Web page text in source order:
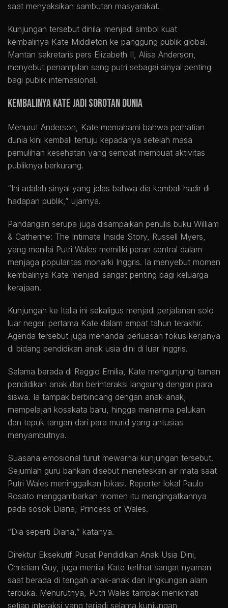
saat menyaksikan sambutan masyarakat.
Kunjungan tersebut dinilai menjadi simbol kuat
kembalinya Kate Middleton ke panggung publik global.
Mantan sekretaris pers Elizabeth II, Alisa Anderson,
menyebut penampilan sang putri sebagai sinyal penting
bagi publik internasional.
Kembalinya Kate Jadi Sorotan Dunia
Menurut Anderson, Kate memahami bahwa perhatian
dunia kini kembali tertuju kepadanya setelah masa
pemulihan kesehatan yang sempat membuat aktivitas
publiknya berkurang.
“Ini adalah sinyal yang jelas bahwa dia kembali hadir di
hadapan publik,” ujarnya.
Pandangan serupa juga disampaikan penulis buku William
& Catherine: The Intimate Inside Story, Russell Myers,
yang menilai Putri Wales memiliki peran sentral dalam
menjaga popularitas monarki Inggris. Ia menyebut momen
kembalinya Kate menjadi sangat penting bagi keluarga
kerajaan.
Kunjungan ke Italia ini sekaligus menjadi perjalanan solo
luar negeri pertama Kate dalam empat tahun terakhir.
Agenda tersebut juga menandai perluasan fokus kerjanya
di bidang pendidikan anak usia dini di luar Inggris.
Selama berada di Reggio Emilia, Kate mengunjungi taman
pendidikan anak dan berinteraksi langsung dengan para
siswa. Ia tampak berbincang dengan anak-anak,
mempelajari kosakata baru, hingga menerima pelukan
dan tepuk tangan dari para murid yang antusias
menyambutnya.
Suasana emosional turut mewarnai kunjungan tersebut.
Sejumlah guru bahkan disebut meneteskan air mata saat
Putri Wales meninggalkan lokasi. Reporter lokal Paulo
Rosato menggambarkan momen itu mengingatkannya
pada sosok Diana, Princess of Wales.
“Dia seperti Diana,” katanya.
Direktur Eksekutif Pusat Pendidikan Anak Usia Dini,
Christian Guy, juga menilai Kate terlihat sangat nyaman
saat berada di tengah anak-anak dan lingkungan alam
terbuka. Menurutnya, Putri Wales tampak menikmati
setiap interaksi yang terjadi selama kunjungan